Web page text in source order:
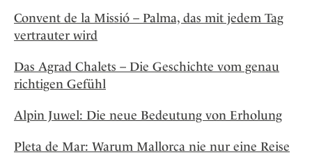
Convent de la Missió – Palma, das mit jedem Tag
vertrauter wird
Das Agrad Chalets – Die Geschichte vom genau
richtigen Gefühl
Alpin Juwel: Die neue Bedeutung von Erholung
Pleta de Mar: Warum Mallorca nie nur eine Reise